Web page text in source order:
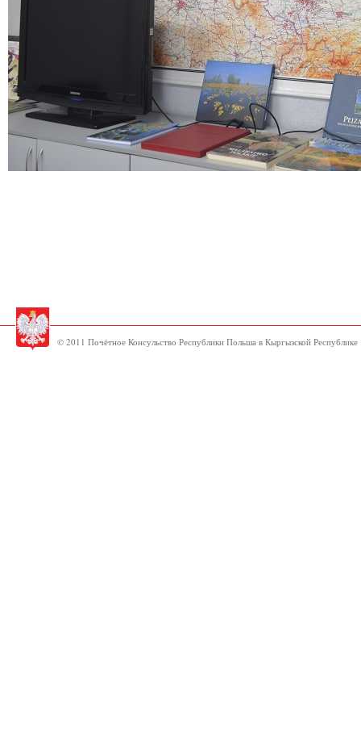
© 2011 Почётное Консульство Республики Польша в Кыргызской Республике